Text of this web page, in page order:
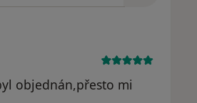
objednán,přesto mi